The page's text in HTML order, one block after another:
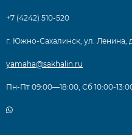
+7 (4242) 510-520
г. Южно-Сахалинск, ул. Ленина,
yamaha@sakhalin.ru
Пн-Пт 09:00—18:00, Сб 10:00-